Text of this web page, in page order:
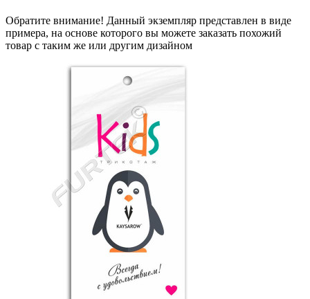
Обратите внимание! Данный экземпляр представлен в виде
примера, на основе которого вы можете заказать похожий
товар с таким же или другим дизайном